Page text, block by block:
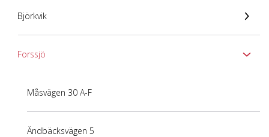
Björkvik
Forssjö
Måsvägen 30 A-F
Ändbäcksvägen 5